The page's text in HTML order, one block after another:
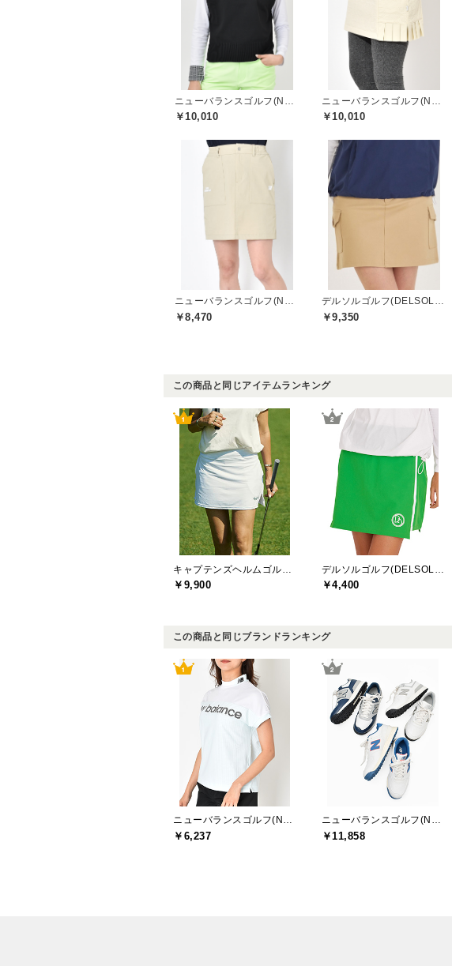
￥10,010 ￥10,010
￥8,470 ￥9,350
この商品と同じアイテムランキング
￥9,900 ￥4,400
この商品と同じブランドランキング
ニューバランスゴルフ(New Balance Golf)
￥6,237
ニューバランスゴルフ(New Balance Golf)
￥11,858